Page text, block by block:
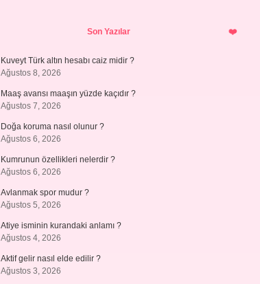
SidebarSon Yazılar
Kuveyt Türk altın hesabı caiz midir ?
Ağustos 8, 2026
Maaş avansı maaşın yüzde kaçıdır ?
Ağustos 7, 2026
Doğa koruma nasıl olunur ?
Ağustos 6, 2026
Kumrunun özellikleri nelerdir ?
Ağustos 6, 2026
Avlanmak spor mudur ?
Ağustos 5, 2026
Atiye isminin kurandaki anlamı ?
Ağustos 4, 2026
Aktif gelir nasıl elde edilir ?
Ağustos 3, 2026